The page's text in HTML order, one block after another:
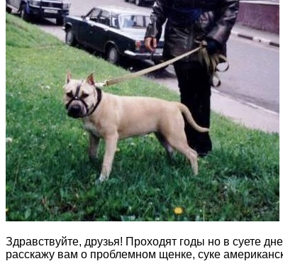
Здравствуйте, друзья! Проходят годы но в суете
расскажу вам о проблемном щенке, суке